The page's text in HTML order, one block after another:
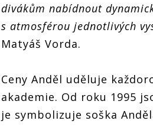
divákům nabídnout
s atmosférou jednotlivých
Matyáš Vorda.
Ceny Anděl uděluje
akademie. Od roku 1995
je symbolizuje soška